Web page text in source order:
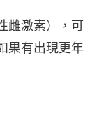
雌激素），可
果有出現更年